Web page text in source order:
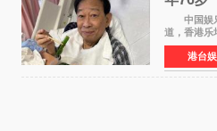
中国娱乐
道，香港乐
月5日上午
露，黎彼
持续衰退，
港台